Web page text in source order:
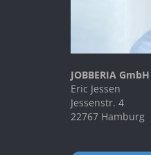
JOBBERIA GmbH
Eric Jessen
Jessenstr. 4
22767 Hamburg